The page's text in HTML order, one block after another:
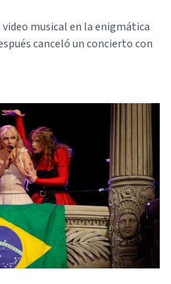
musical en la enigmática
canceló un concierto con